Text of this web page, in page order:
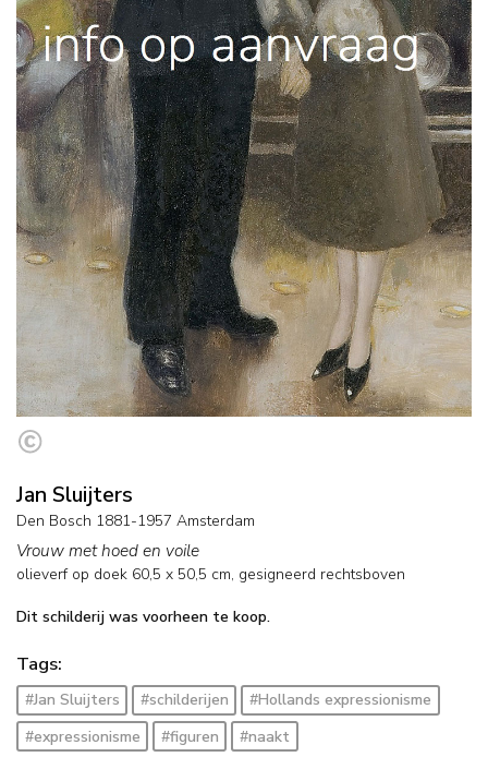
Jan Sluijters
Den Bosch 1881-1957 Amsterdam
Vrouw met hoed en voile
olieverf op doek 60,5 x 50,5 cm, gesigneerd rechtsboven
Dit schilderij was voorheen te koop.
Tags:
#Jan Sluijters #schilderijen
#Hollands expressionisme
#expressionisme
#figuren
#naakt